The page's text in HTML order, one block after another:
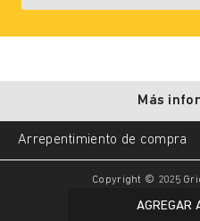
AGREGAR
Más
Arrepentimiento de compra
Copyright © 2025